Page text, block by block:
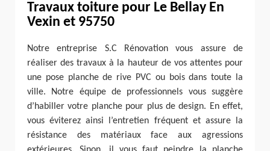
Travaux toiture pour Le Bellay En
Vexin et 95750
Notre entreprise S.C Rénovation vous assure de
réaliser des travaux à la hauteur de vos attentes pour
une pose planche de rive PVC ou bois dans toute la
ville. Notre équipe de professionnels vous suggère
d’habiller votre planche pour plus de design. En effet,
vous éviterez ainsi l’entretien fréquent et assure la
résistance des matériaux face aux agressions